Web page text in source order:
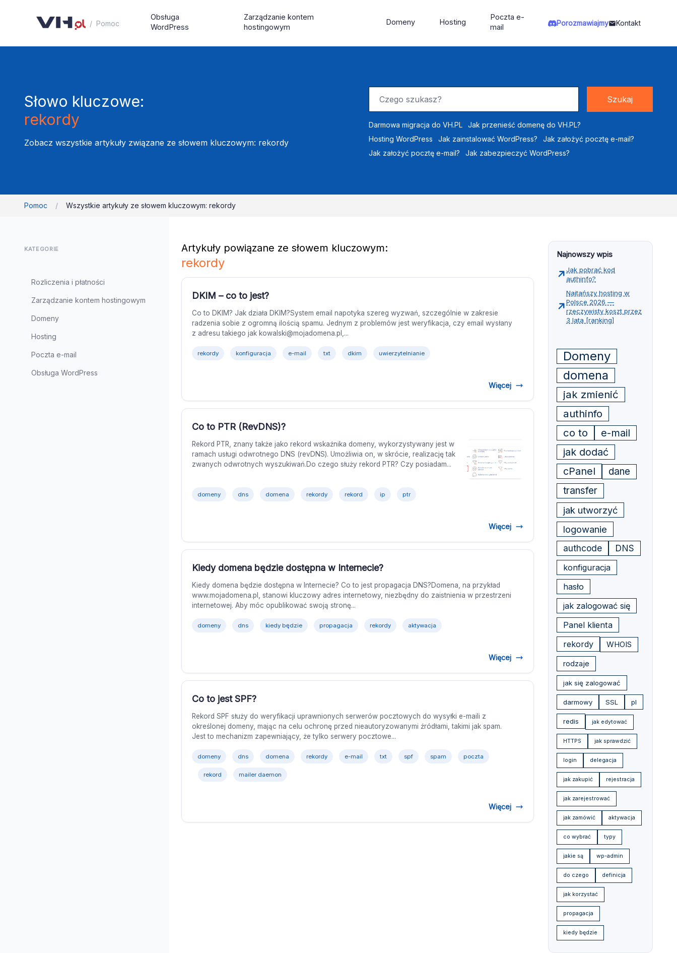
/ Pomoc
Obsługa
WordPress
Zarządzanie kontem
hostingowym
Domeny Hosting
Poczta e-
mail
Porozmawiajmy Kontakt
Słowo kluczowe:
rekordy
Zobacz wszystkie artykuły związane ze słowem kluczowym: rekordy
Szukaj
Darmowa migracja do VH.PL
Jak przenieść domenę do VH.PL?
Hosting WordPress
Jak zainstalować WordPress?
Jak założyć pocztę e-mail?
Jak założyć pocztę e-mail?
Jak zabezpieczyć WordPress?
Pomoc / Wszystkie artykuły ze słowem kluczowym: rekordy
KATEGORIE
Rozliczenia i płatności
Zarządzanie kontem hostingowym
Domeny
Hosting
Poczta e-mail
Obsługa WordPress
Artykuły powiązane ze słowem kluczowym:
rekordy
DKIM – co to jest?
Co to DKIM? Jak działa DKIM?System email napotyka szereg wyzwań, szczególnie w zakresie
radzenia sobie z ogromną ilością spamu. Jednym z problemów jest weryfikacja, czy email wysłany
z adresu takiego jak kowalski@mojadomena.pl,...
rekordy konfiguracja e-mail txt dkim uwierzytelnianie
Więcej
Co to PTR (RevDNS)?
Rekord PTR, znany także jako rekord wskaźnika domeny, wykorzystywany jest w
ramach usługi odwrotnego DNS (revDNS). Umożliwia on, w skrócie, realizację tak
zwanych odwrotnych wyszukiwań.Do czego służy rekord PTR? Czy posiadam...
domeny dns domena rekordy rekord ip ptr
Więcej
Kiedy domena będzie dostępna w Internecie?
Kiedy domena będzie dostępna w Internecie? Co to jest propagacja DNS?Domena, na przykład
www.mojadomena.pl, stanowi kluczowy adres internetowy, niezbędny do zaistnienia w przestrzeni
internetowej. Aby móc opublikować swoją stronę...
domeny dns kiedy będzie propagacja rekordy aktywacja
Więcej
Co to jest SPF?
Rekord SPF służy do weryfikacji uprawnionych serwerów pocztowych do wysyłki e-maili z
określonej domeny, mając na celu ochronę przed nieautoryzowanymi źródłami, takimi jak spam.
Jest to mechanizm zapewniający, że tylko serwery pocztowe...
domeny dns domena rekordy e-mail txt spf spam poczta
rekord mailer daemon
Więcej
Najnowszy wpis
Jak pobrać kod
authinfo?
Najtańszy hosting w
Polsce 2026 —
rzeczywisty koszt przez
3 lata [ranking]
Domeny
domena
jak zmienić
authinfo
co to
e-mail
jak dodać
cPanel
dane
transfer
jak utworzyć
logowanie
authcode DNS
konfiguracja
hasło
jak zalogować się
Panel klienta
rekordy
WHOIS
rodzaje
jak się zalogować
darmowy SSL pl
redis jak edytować
HTTPS jak sprawdzić
login delegacja
jak zakupić rejestracja
jak zarejestrować
jak zamówić aktywacja
co wybrać typy
jakie są wp-admin
do czego definicja
jak korzystać
propagacja
kiedy będzie